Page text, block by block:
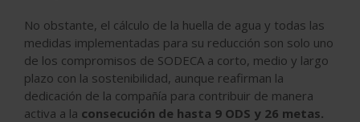
No obstante, el cálculo de la huella de agua y todas las
medidas implementadas para su reducción son solo uno
de los compromisos de SODECA a corto, medio y largo
plazo con la sostenibilidad, aunque reafirman la
dedicación de la compañía para contribuir de manera
activa a la consecución de hasta 9 ODS y 26 metas.